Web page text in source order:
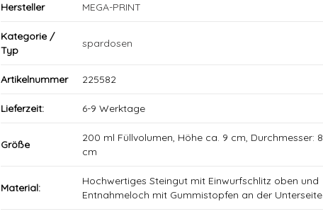
Hersteller MEGA-PRINT
Kategorie /
Typ
spardosen
Artikelnummer 225582
Lieferzeit: 6-9 Werktage
Größe
200 ml Füllvolumen, Höhe ca. 9 cm, Durchmesser: 8
cm
Material:
Hochwertiges Steingut mit Einwurfschlitz oben und
Entnahmeloch mit Gummistopfen an der Unterseite